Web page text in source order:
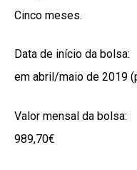
Cinco meses.
Data de início da bolsa:
em abril/maio de 2019
Valor mensal da bolsa:
989,70€